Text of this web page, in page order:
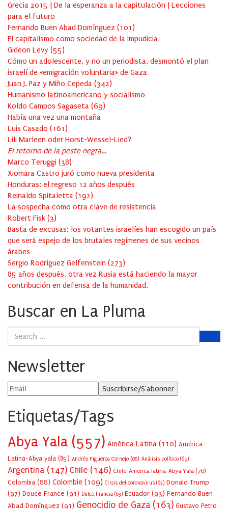
Grecia 2015 | De la esperanza a la capitulación | Lecciones
para el futuro
Fernando Buen Abad Domínguez (101 )
El capitalismo como sociedad de la Impudicia
Gideon Levy (55)
Cómo un adolescente, y no un periodista, desmontó el plan
israelí de «emigración voluntaria» de Gaza
Juan J. Paz y Miño Cepeda (342)
Humanismo latinoamericano y socialismo
Koldo Campos Sagaseta (69)
Había una vez una montaña
Luis Casado (161 )
Lili Marleen oder Horst-Wessel-Lied?
El retorno de la peste negra…
Marco Teruggi (38)
Xiomara Castro juró como nueva presidenta
Honduras: el regreso 12 años después
Reinaldo Spitaletta (192)
La sospecha como otra clave de resistencia
Robert Fisk (3)
Basta de excusas: los votantes israelíes han escogido un país
que será espejo de los brutales regímenes de sus vecinos
árabes
Sergio Rodríguez Gelfenstein (273)
85 años después, otra vez Rusia está haciendo la mayor
contribución en defensa de la humanidad.
Buscar en La Pluma
Newsletter
Etiquetas/Tags
Abya Yala (557) América Latina (110) América
Latina-Abya yala (85) Andrés Figueroa Cornejo (68) Análisis político (65)
Argentina (147) Chile (146) Chile-America latina-Abya Yala (76)
Colombia (88) Colombie (109) Crisis del coronavirus (62) Donald Trump
(97) Douce France (91) Dulce Francia (63) Ecuador (93) Fernando Buen
Abad Domínguez (91) Genocidio de Gaza (163) Gustavo Petro